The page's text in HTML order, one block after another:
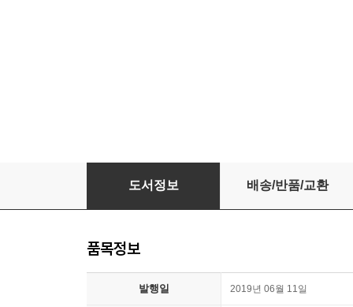
천년의 질문 3
도서정보 배송/반품/교환
품목정보
발행일 2019년 06월 11일